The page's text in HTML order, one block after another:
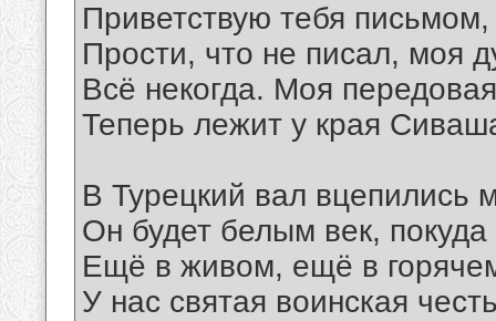
Приветствую тебя
Прости, что не писал, моя
Всё некогда. Моя передовая
Теперь лежит у края
В Турецкий вал вцепились
Он будет белым век, покуда
Ещё в живом, ещё в
У нас святая воинская